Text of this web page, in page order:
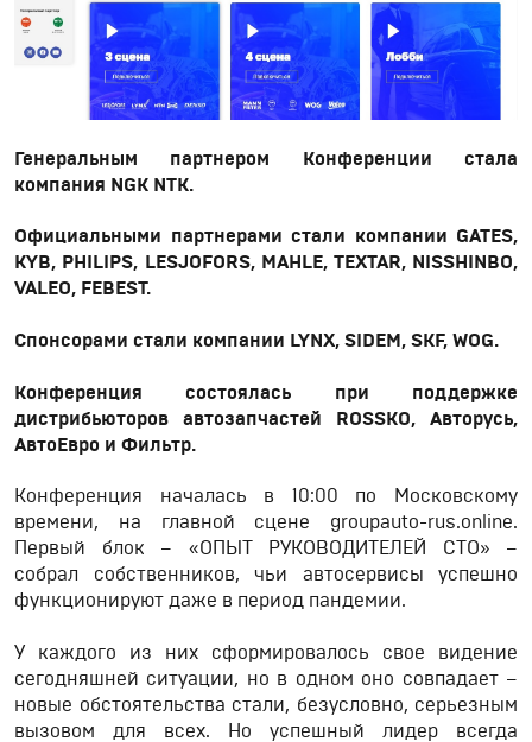
Генеральным партнером Конференции стала
компания NGK NTK.
Официальными партнерами стали компании GATES,
KYB, PHILIPS, LESJOFORS, MAHLE, TEXTAR, NISSHINBO,
VALEO, FEBEST.
Спонсорами стали компании LYNX, SIDEM, SKF, WOG.
Конференция состоялась при поддержке
дистрибьюторов автозапчастей ROSSKO, Авторусь,
АвтоЕвро и Фильтр.
Конференция началась в 10:00 по Московскому
времени, на главной сцене groupauto-rus.online.
Первый блок – «ОПЫТ РУКОВОДИТЕЛЕЙ СТО» –
собрал собственников, чьи автосервисы успешно
функционируют даже в период пандемии.
У каждого из них сформировалось свое видение
сегодняшней ситуации, но в одном оно совпадает –
новые обстоятельства стали, безусловно, серьезным
вызовом для всех. Но успешный лидер всегда